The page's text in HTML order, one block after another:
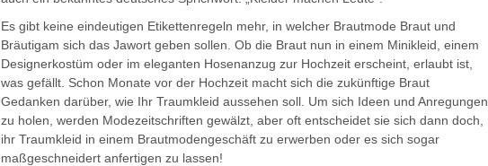
Es gibt keine eindeutigen Etikettenregeln mehr, in welcher Brautmode Braut und
Bräutigam sich das Jawort geben sollen. Ob die Braut nun in einem Minikleid, einem
Designerkostüm oder im eleganten Hosenanzug zur Hochzeit erscheint, erlaubt ist,
was gefällt. Schon Monate vor der Hochzeit macht sich die zukünftige Braut
Gedanken darüber, wie Ihr Traumkleid aussehen soll. Um sich Ideen und Anregungen
zu holen, werden Modezeitschriften gewälzt, aber oft entscheidet sie sich dann doch,
ihr Traumkleid in einem Brautmodengeschäft zu erwerben oder es sich sogar
maßgeschneidert anfertigen zu lassen!